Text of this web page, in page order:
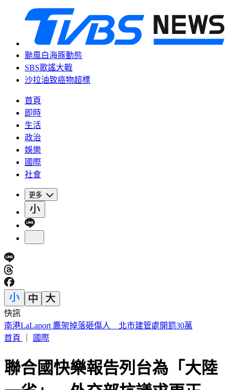
颱風白海豚動態
SBS歌謠大戰
沙拉油致癌物超標
首頁
即時
生活
政治
娛樂
國際
社會
更多
快訊
明放颱風假？白海豚颱風「最新暴風圈侵襲率」曝 這縣市達
59％
聯合國快樂報告列台為「大陸